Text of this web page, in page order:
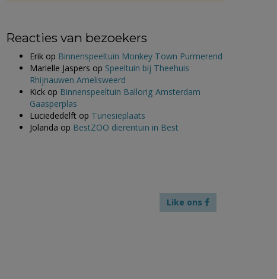
Reacties van bezoekers
Erik op Binnenspeeltuin Monkey Town Purmerend
Marielle Jaspers op Speeltuin bij Theehuis
Rhijnauwen Amelisweerd
Kick op Binnenspeeltuin Ballorig Amsterdam
Gaasperplas
Luciededelft op Tunesiëplaats
Jolanda op BestZOO dierentuin in Best
Like ons